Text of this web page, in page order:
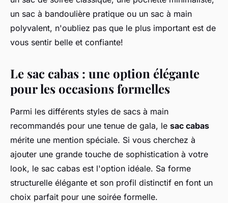
un sac à bandoulière pratique ou un sac à main
polyvalent, n'oubliez pas que le plus important est de
vous sentir belle et confiante!
Le sac cabas : une option élégante
pour les occasions formelles
Parmi les différents styles de sacs à main
recommandés pour une tenue de gala, le sac cabas
mérite une mention spéciale. Si vous cherchez à
ajouter une grande touche de sophistication à votre
look, le sac cabas est l'option idéale. Sa forme
structurelle élégante et son profil distinctif en font un
choix parfait pour une soirée formelle.